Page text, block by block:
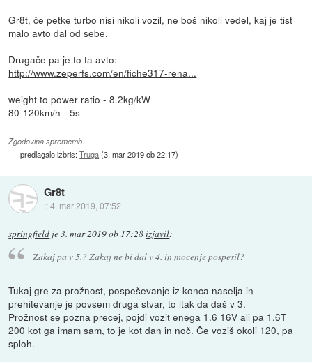
Gr8t, če petke turbo nisi nikoli vozil, ne boš nikoli vedel, kaj je tist
malo avto dal od sebe.
Drugače pa je to ta avto:
http://www.zeperfs.com/en/fiche317-rena...
weight to power ratio - 8.2kg/kW
80-120km/h - 5s
Zgodovina sprememb…
predlagalo izbris:Truga(3. mar 2019 ob 22:17)
Gr8t
::4. mar 2019, 07:52
springfield je3. mar 2019 ob 17:28izjavil:
Zakaj pa v 5.? Zakaj ne bi dal v 4. in mocenje pospesil?
Tukaj gre za prožnost, pospeševanje iz konca naselja in
prehitevanje je povsem druga stvar, to itak da daš v 3.
Prožnost se pozna precej, pojdi vozit enega 1.6 16V ali pa 1.6T
200 kot ga imam sam, to je kot dan in noč. Če voziš okoli 120, pa
sploh.